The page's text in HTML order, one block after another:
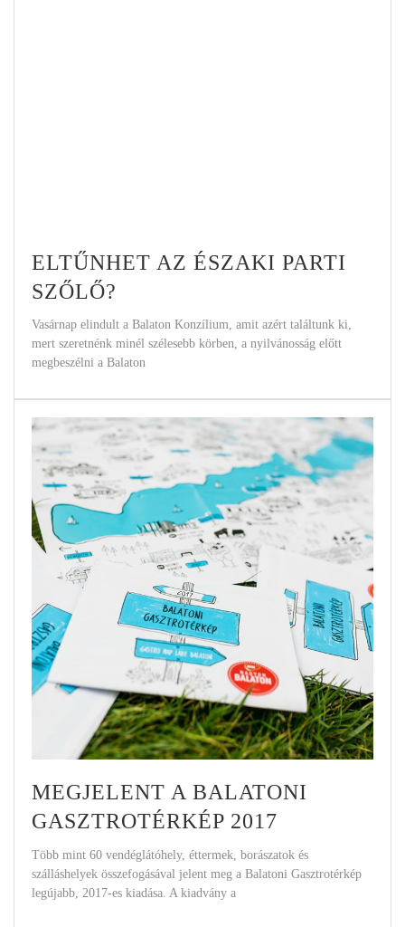
ELTŰNHET AZ ÉSZAKI PARTI
SZŐLŐ?
Vasárnap elindult a Balaton Konzílium, amit azért találtunk ki,
mert szeretnénk minél szélesebb körben, a nyilvánosság előtt
megbeszélni a Balaton
MEGJELENT A BALATONI
GASZTROTÉRKÉP 2017
Több mint 60 vendéglátóhely, éttermek, borászatok és
szálláshelyek összefogásával jelent meg a Balatoni Gasztrotérkép
legújabb, 2017-es kiadása. A kiadvány a